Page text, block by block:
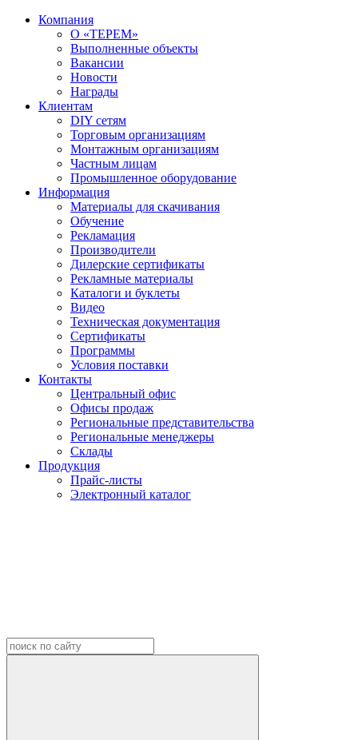
Компания
О «ТЕРЕМ»
Выполненные объекты
Вакансии
Новости
Награды
Клиентам
DIY сетям
Торговым организациям
Монтажным организациям
Частным лицам
Промышленное оборудование
Информация
Материалы для скачивания
Обучение
Рекламация
Производители
Дилерские сертификаты
Рекламные материалы
Каталоги и буклеты
Видео
Техническая документация
Сертификаты
Программы
Условия поставки
Контакты
Центральный офис
Офисы продаж
Региональные представительства
Региональные менеджеры
Склады
Продукция
Прайс-листы
Электронный каталог